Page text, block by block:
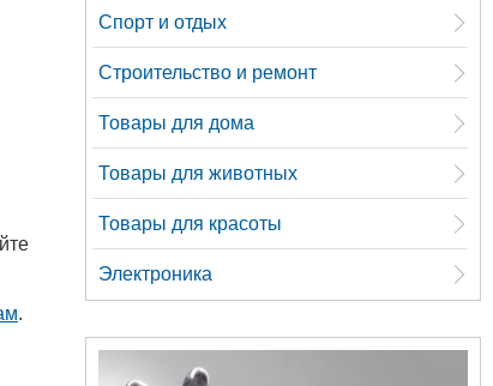
.
Спорт и отдых
Строительство и ремонт
Товары для дома
Товары для животных
Товары для красоты
Электроника